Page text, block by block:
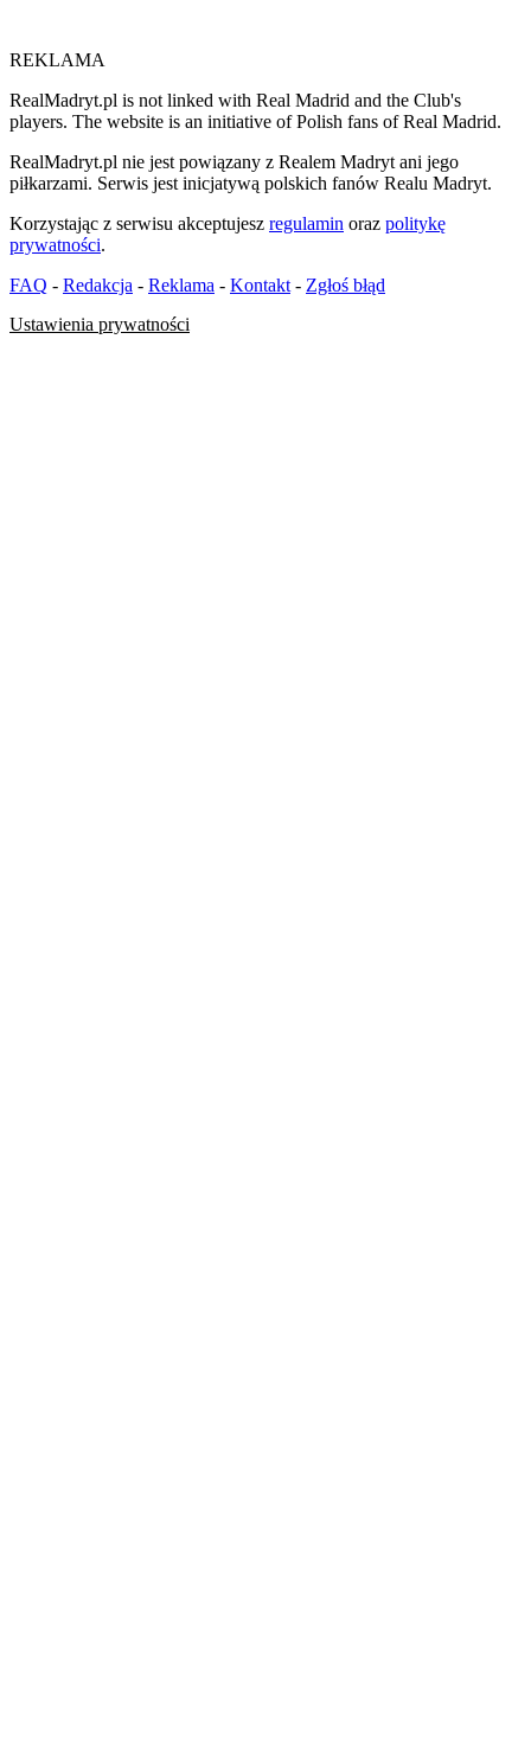
REKLAMA
RealMadryt.pl is not linked with Real Madrid and the Club's
players. The website is an initiative of Polish fans of Real Madrid.
RealMadryt.pl nie jest powiązany z Realem Madryt ani jego
piłkarzami. Serwis jest inicjatywą polskich fanów Realu Madryt.
Korzystając z serwisu akceptujesz regulamin oraz politykę
prywatności.
FAQ - Redakcja - Reklama - Kontakt - Zgłoś błąd
Ustawienia prywatności